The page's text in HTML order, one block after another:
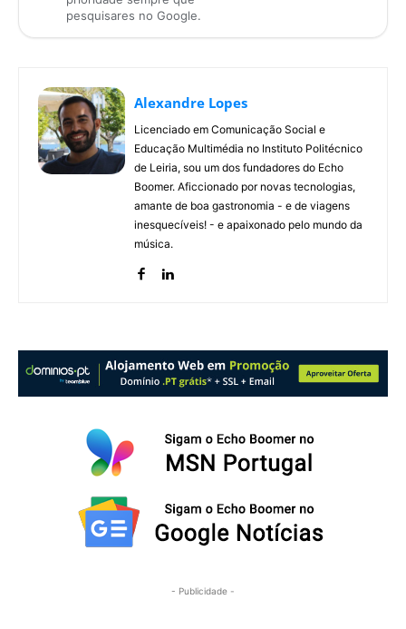
pesquisares no Google.
Alexandre Lopes
Licenciado em Comunicação Social e
Educação Multimédia no Instituto Politécnico
de Leiria, sou um dos fundadores do Echo
Boomer. Aficcionado por novas tecnologias,
amante de boa gastronomia - e de viagens
inesquecíveis! - e apaixonado pelo mundo da
música.
- Publicidade -